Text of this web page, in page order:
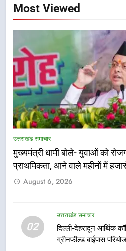
Most Viewed
उत्तराखंड समाचार
मुख्यमंत्री धामी बोले- युवाओं को
प्राथमिकता, आने वाले महीनों में
August 6, 2026
02
उत्तराखंड समाचार
दिल्ली-देहरादून आर्थिक
ग्रीनफील्ड बाईपास
5
एमडीडीए
नियोजित
उत्तराखंड समाचार
मुख्यमंत्री
की हुई समीक्षा
उत्तराखंड समाचार